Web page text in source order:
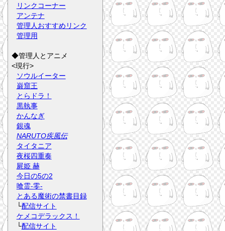
リンクコーナー
アンテナ
管理人おすすめリンク
管理用
◆管理人とアニメ
<現行>
ソウルイーター
巌窟王
とらドラ！
黒執事
かんなぎ
銀魂
NARUTO疾風伝
タイタニア
夜桜四重奏
屍姫 赫
今日の5の2
喰霊-零-
とある魔術の禁書目録
└配信サイト
ケメコデラックス！
└配信サイト